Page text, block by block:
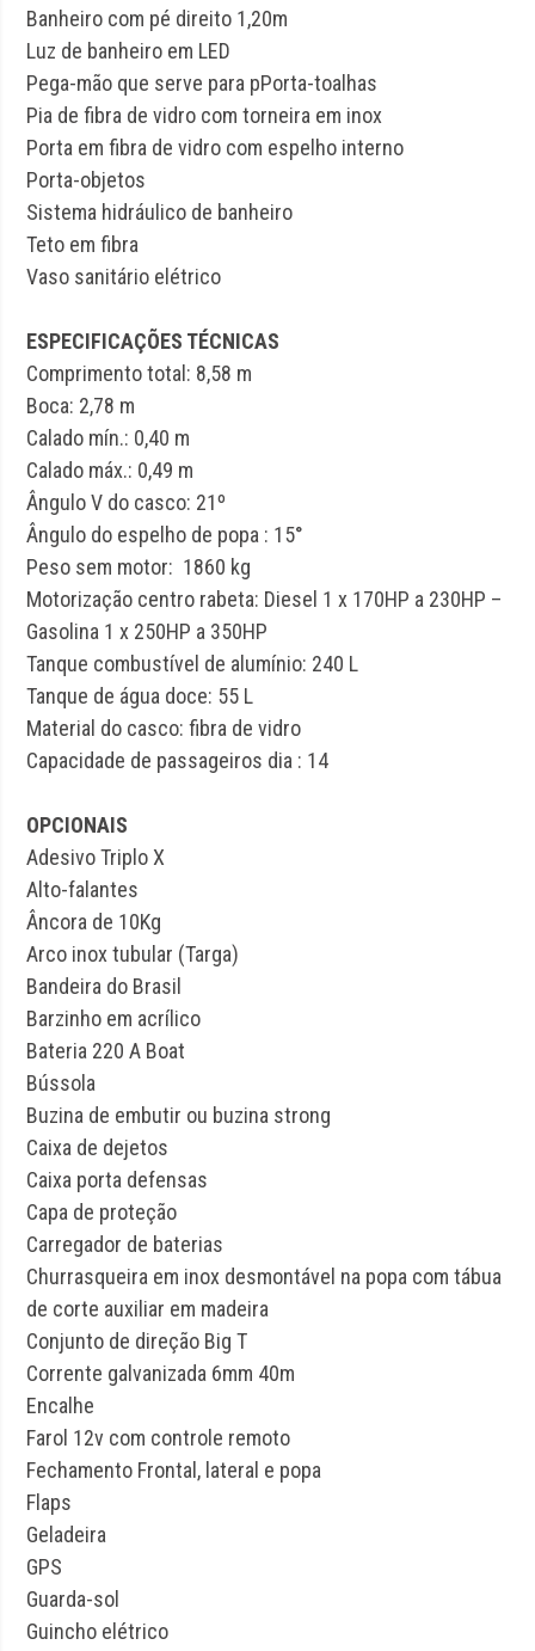
Banheiro com pé direito 1,20m
Luz de banheiro em LED
Pega-mão que serve para pPorta-toalhas
Pia de fibra de vidro com torneira em inox
Porta em fibra de vidro com espelho interno
Porta-objetos
Sistema hidráulico de banheiro
Teto em fibra
Vaso sanitário elétrico
ESPECIFICAÇÕES TÉCNICAS
Comprimento total: 8,58 m
Boca: 2,78 m
Calado mín.: 0,40 m
Calado máx.: 0,49 m
Ângulo V do casco: 21º
Ângulo do espelho de popa : 15°
Peso sem motor: 1860 kg
Motorização centro rabeta: Diesel 1 x 170HP a 230HP –
Gasolina 1 x 250HP a 350HP
Tanque combustível de alumínio: 240 L
Tanque de água doce: 55 L
Material do casco: fibra de vidro
Capacidade de passageiros dia : 14
OPCIONAIS
Adesivo Triplo X
Alto-falantes
Âncora de 10Kg
Arco inox tubular (Targa)
Bandeira do Brasil
Barzinho em acrílico
Bateria 220 A Boat
Bússola
Buzina de embutir ou buzina strong
Caixa de dejetos
Caixa porta defensas
Capa de proteção
Carregador de baterias
Churrasqueira em inox desmontável na popa com tábua
de corte auxiliar em madeira
Conjunto de direção Big T
Corrente galvanizada 6mm 40m
Encalhe
Farol 12v com controle remoto
Fechamento Frontal, lateral e popa
Flaps
Geladeira
GPS
Guarda-sol
Guincho elétrico